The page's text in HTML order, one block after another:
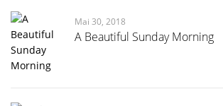
Mai 30, 2018
A Beautiful Sunday Morning